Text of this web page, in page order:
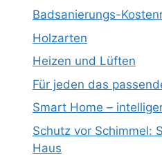
Badsanierungs-
Holzarten
Heizen und Lüften
Für jeden das
Smart Home –
Schutz vor Schimmel:
Haus